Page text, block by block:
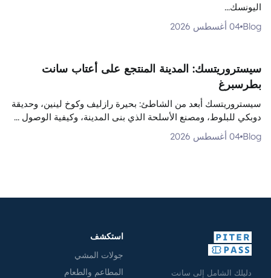
اليونسك...
Blog 04 أغسطس 2026
سيستروريتسك: المدينة المنتجع على أعتاب سانت
بطرسبرغ
سيستروريتسك أبعد من الشاطئ: بحيرة رازليف وكوخ لينين، وحديقة
دوبكي للبلوط، ومصنع الأسلحة الذي بنى المدينة، وكيفية الوصول ...
Blog 04 أغسطس 2026
دليلك الشامل إلى سانت
استكشف
جولات المشي
المطاعم والطعام